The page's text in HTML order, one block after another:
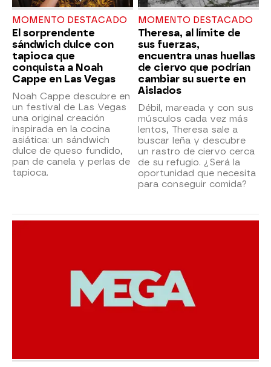
MOMENTO DESTACADO
El sorprendente
sándwich dulce con
tapioca que
conquista a Noah
Cappe en Las Vegas
Noah Cappe descubre en
un festival de Las Vegas
una original creación
inspirada en la cocina
asiática: un sándwich
dulce de queso fundido,
pan de canela y perlas de
tapioca.
MOMENTO DESTACADO
Theresa, al límite de
sus fuerzas,
encuentra unas huellas
de ciervo que podrían
cambiar su suerte en
Aislados
Débil, mareada y con sus
músculos cada vez más
lentos, Theresa sale a
buscar leña y descubre
un rastro de ciervo cerca
de su refugio. ¿Será la
oportunidad que necesita
para conseguir comida?